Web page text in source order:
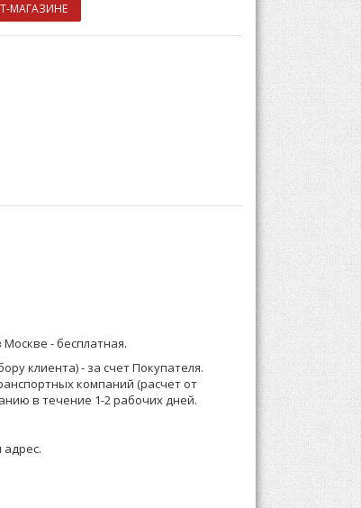
МАГАЗИНЕ
с манжетами, на передних
67 (Москва) или 8 (916) 58-544-58;
или формируете заказ по телефону.
от суммы заказа, Выставляем счет
Москве -бесплатная.
клиента) - за счет Покупателя.
компаний (расчет от
в течение 1-2 рабочих дней.